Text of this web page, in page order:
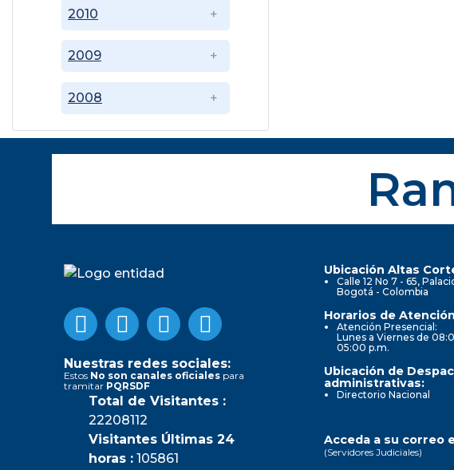
2008
2009
2010
Nuestras redes sociales:
Estos No son canales oficiales para
tramitar PQRSDF
Total de Visitantes :
22208112
Visitantes Últimas 24
horas : 105861
Ubicación Altas
Calle 12 No 7 - 65,
Bogotá - Colombia
Horarios de
Atención Presencial:
Lunes a Viernes de
05:00 p.m.
Ubicación de
administrativas:
Directorio Nacional
Acceda a su correo
(Servidores Judiciales)